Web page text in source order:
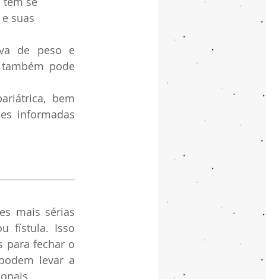
suas
de peso e
pode
bem
informadas
mais sérias
fístula. Isso
para fechar o
levar a